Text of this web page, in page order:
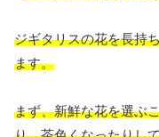
ジギタリスの花を長持
ます。
まず、新鮮な花を選ぶ